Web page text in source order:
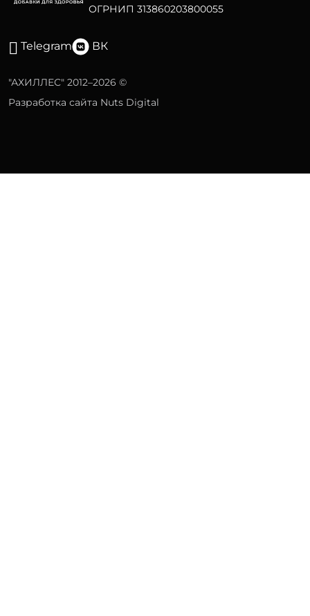
ОГРНИП 313860203800055
Telegram ВК
"АХИЛЛЕС" 2012–2026 ©
Разработка сайта Nuts Digital